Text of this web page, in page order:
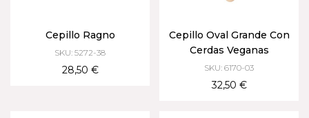
Cepillo Ragno
SKU: 5272-38
28,50 €
Cepillo Oval Grande Con
Cerdas Veganas
SKU: 6170-03
32,50 €